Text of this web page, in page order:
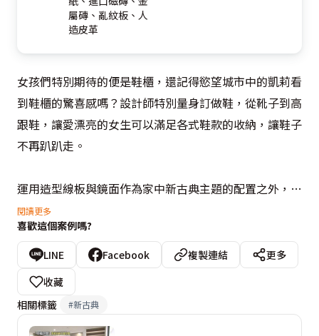
屬磚、亂紋板、人
造皮革
女孩們特別期待的便是鞋櫃，還記得慾望城市中的凱莉看
到鞋櫃的驚喜感嗎？設計師特別量身訂做鞋，從靴子到高
跟鞋，讓愛漂亮的女生可以滿足各式鞋款的收納，讓鞋子
不再趴趴走。
運用造型線板與鏡面作為家中新古典主題的配置之外，設
計師在牆柱上也富有不同的設計，客廳有內嵌式的展示與
收納，開放空間的餐廳以噴紗紋路茶鏡隨著牆面延伸至天
花板，懸吊雅緻的水晶燈，一旁擺放精品骨瓷的展示櫃擺
置蒐藏的精品骨瓷，於銀箔格柵牆面之中襯托出來，展現
恢弘的氣派，同時隱藏了後方廚房的出入口與儲藏櫃，成
功運用連續的視覺元素將空間中的分隔化為無形。
閱讀更多
喜歡這個案例嗎?
LINE Facebook 複製連結
更多
收藏
相關標籤
#新古典